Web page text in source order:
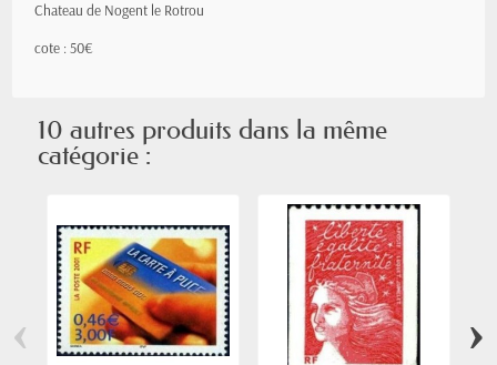
Chateau de Nogent le Rotrou
cote : 50€
10 autres produits dans la même
catégorie :
‹ ›